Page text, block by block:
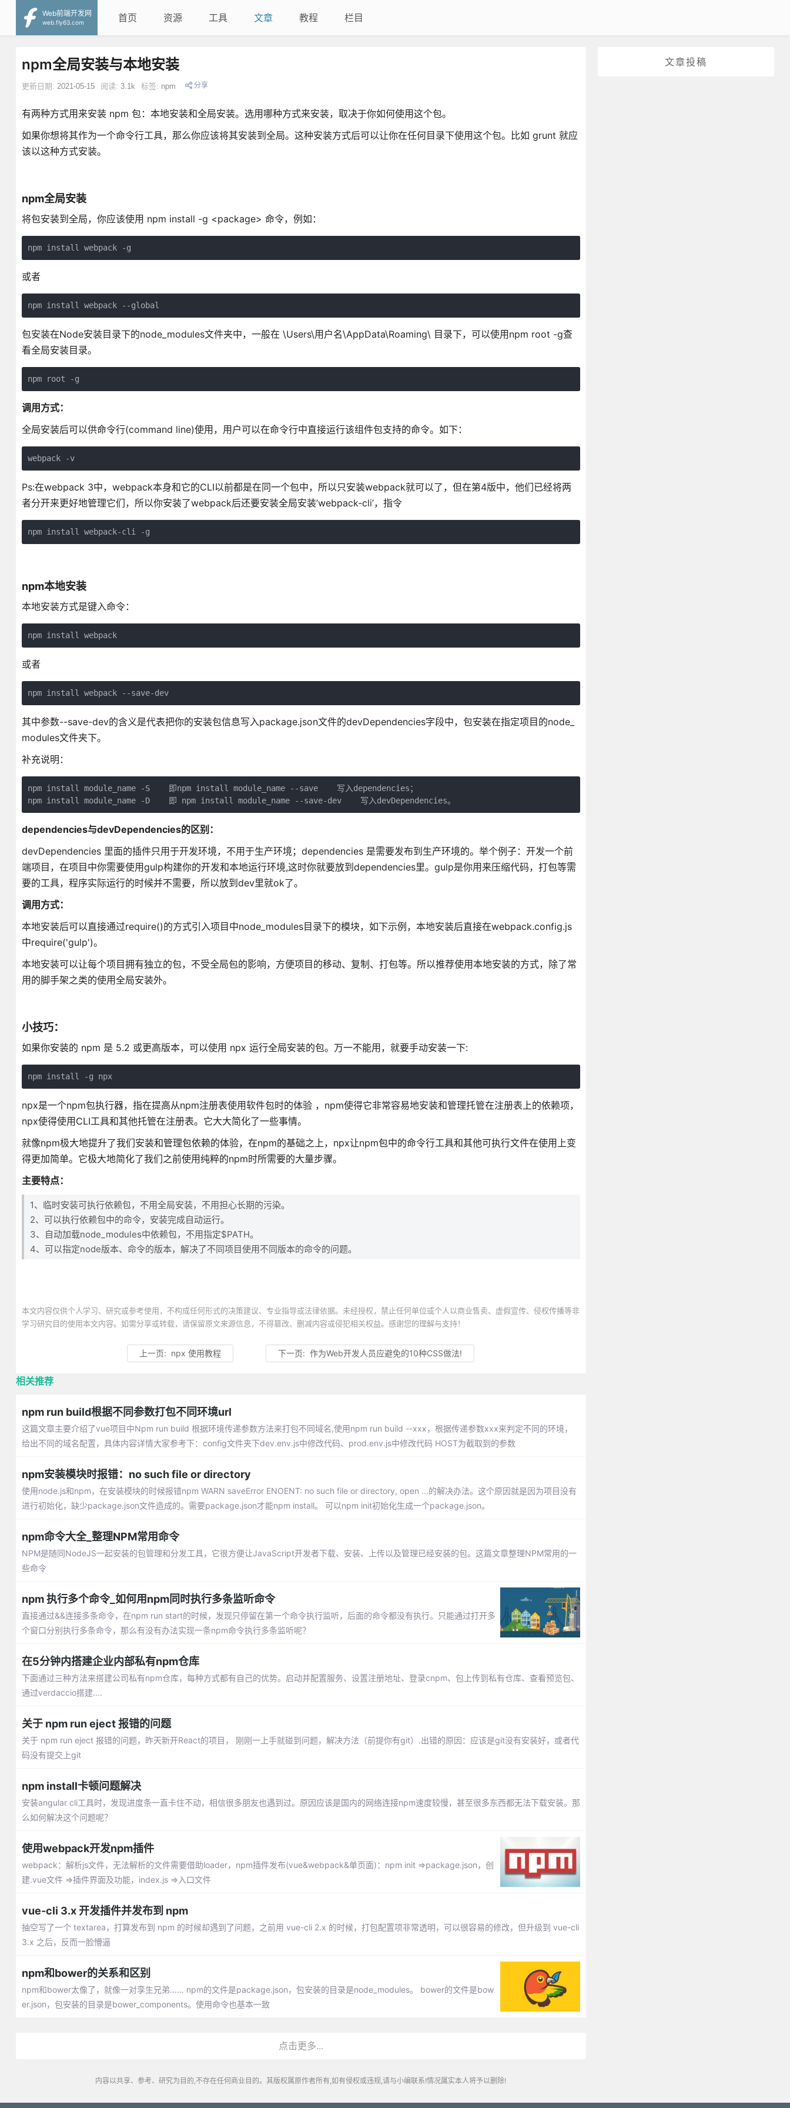
Web前端开发网
web.fly63.com
首页 资源 工具 文章 教程 栏目
文章投稿
npm全局安装与本地安装
更新日期: 2021-05-15 阅读: 3.1k 标签: npm 分享
有两种方式用来安装 npm 包：本地安装和全局安装。选用哪种方式来安装，取决于你如何使用这个包。
如果你想将其作为一个命令行工具，那么你应该将其安装到全局。这种安装方式后可以让你在任何目录下使用这个包。比如 grunt 就应
该以这种方式安装。
npm全局安装
将包安装到全局，你应该使用 npm install -g <package> 命令，例如：
npm install webpack -g
或者
npm install webpack --global
包安装在Node安装目录下的node_modules文件夹中，一般在 \Users\用户名\AppData\Roaming\ 目录下，可以使用npm root -g查
看全局安装目录。
npm root -g
调用方式：
全局安装后可以供命令行(command line)使用，用户可以在命令行中直接运行该组件包支持的命令。如下：
webpack -v
Ps:在webpack 3中，webpack本身和它的CLI以前都是在同一个包中，所以只安装webpack就可以了，但在第4版中，他们已经将两
者分开来更好地管理它们，所以你安装了webpack后还要安装全局安装’webpack-cli’，指令
npm install webpack-cli -g
npm本地安装
本地安装方式是键入命令：
npm install webpack
或者
npm install webpack --save-dev
其中参数--save-dev的含义是代表把你的安装包信息写入package.json文件的devDependencies字段中，包安装在指定项目的node_
modules文件夹下。
补充说明：
npm install module_name -S    即npm install module_name --save    写入dependencies；
npm install module_name -D    即 npm install module_name --save-dev    写入devDependencies。
dependencies与devDependencies的区别：
devDependencies 里面的插件只用于开发环境，不用于生产环境；dependencies 是需要发布到生产环境的。举个例子：开发一个前
端项目，在项目中你需要使用gulp构建你的开发和本地运行环境,这时你就要放到dependencies里。gulp是你用来压缩代码，打包等需
要的工具，程序实际运行的时候并不需要，所以放到dev里就ok了。
调用方式：
本地安装后可以直接通过require()的方式引入项目中node_modules目录下的模块，如下示例，本地安装后直接在webpack.config.js
中require('gulp')。
本地安装可以让每个项目拥有独立的包，不受全局包的影响，方便项目的移动、复制、打包等。所以推荐使用本地安装的方式，除了常
用的脚手架之类的使用全局安装外。
小技巧：
如果你安装的 npm 是 5.2 或更高版本，可以使用 npx 运行全局安装的包。万一不能用，就要手动安装一下:
npm install -g npx
npx是一个npm包执行器，指在提高从npm注册表使用软件包时的体验 ，npm使得它非常容易地安装和管理托管在注册表上的依赖项，
npx使得使用CLI工具和其他托管在注册表。它大大简化了一些事情。
就像npm极大地提升了我们安装和管理包依赖的体验，在npm的基础之上，npx让npm包中的命令行工具和其他可执行文件在使用上变
得更加简单。它极大地简化了我们之前使用纯粹的npm时所需要的大量步骤。
主要特点：
1、临时安装可执行依赖包，不用全局安装，不用担心长期的污染。
2、可以执行依赖包中的命令，安装完成自动运行。
3、自动加载node_modules中依赖包，不用指定$PATH。
4、可以指定node版本、命令的版本，解决了不同项目使用不同版本的命令的问题。
本文内容仅供个人学习、研究或参考使用，不构成任何形式的决策建议、专业指导或法律依据。未经授权，禁止任何单位或个人以商业售卖、虚假宣传、侵权传播等非
学习研究目的使用本文内容。如需分享或转载，请保留原文来源信息，不得篡改、删减内容或侵犯相关权益。感谢您的理解与支持！
上一页: npx 使用教程 下一页:作为Web开发人员应避免的10种CSS做法!
相关推荐
npm run build根据不同参数打包不同环境url
这篇文章主要介绍了vue项目中Npm run build 根据环境传递参数方法来打包不同域名,使用npm run build --xxx，根据传递参数xxx来判定不同的环境，
给出不同的域名配置，具体内容详情大家参考下：config文件夹下dev.env.js中修改代码、prod.env.js中修改代码 HOST为截取到的参数
npm安装模块时报错：no such file or directory
使用node.js和npm，在安装模块的时候报错npm WARN saveError ENOENT: no such file or directory, open ...的解决办法。这个原因就是因为项目没有
进行初始化，缺少package.json文件造成的。需要package.json才能npm install。 可以npm init初始化生成一个package.json。
npm命令大全_整理NPM常用命令
NPM是随同NodeJS一起安装的包管理和分发工具，它很方便让JavaScript开发者下载、安装、上传以及管理已经安装的包。这篇文章整理NPM常用的一
些命令
npm 执行多个命令_如何用npm同时执行多条监听命令
直接通过&&连接多条命令，在npm run start的时候，发现只停留在第一个命令执行监听，后面的命令都没有执行。只能通过打开多
个窗口分别执行多条命令，那么有没有办法实现一条npm命令执行多条监听呢？
在5分钟内搭建企业内部私有npm仓库
下面通过三种方法来搭建公司私有npm仓库，每种方式都有自己的优势。启动并配置服务、设置注册地址、登录cnpm、包上传到私有仓库、查看预览包、
通过verdaccio搭建....
关于 npm run eject 报错的问题
关于 npm run eject 报错的问题，昨天新开React的项目， 刚刚一上手就碰到问题，解决方法（前提你有git）.出错的原因：应该是git没有安装好，或者代
码没有提交上git
npm install卡顿问题解决
安装angular cli工具时，发现进度条一直卡住不动，相信很多朋友也遇到过。原因应该是国内的网络连接npm速度较慢，甚至很多东西都无法下载安装。那
么如何解决这个问题呢？
使用webpack开发npm插件
webpack：解析js文件，无法解析的文件需要借助loader，npm插件发布(vue&webpack&单页面)：npm init =>package.json，创
建.vue文件 =>插件界面及功能，index.js =>入口文件
vue-cli 3.x 开发插件并发布到 npm
抽空写了一个 textarea，打算发布到 npm 的时候却遇到了问题，之前用 vue-cli 2.x 的时候，打包配置项非常透明，可以很容易的修改，但升级到 vue-cli
3.x 之后，反而一脸懵逼
npm和bower的关系和区别
npm和bower太像了，就像一对孪生兄弟…… npm的文件是package.json，包安装的目录是node_modules。 bower的文件是bow
er.json，包安装的目录是bower_components。使用命令也基本一致
点击更多...
内容以共享、参考、研究为目的,不存在任何商业目的。其版权属原作者所有,如有侵权或违规,请与小编联系!情况属实本人将予以删除!